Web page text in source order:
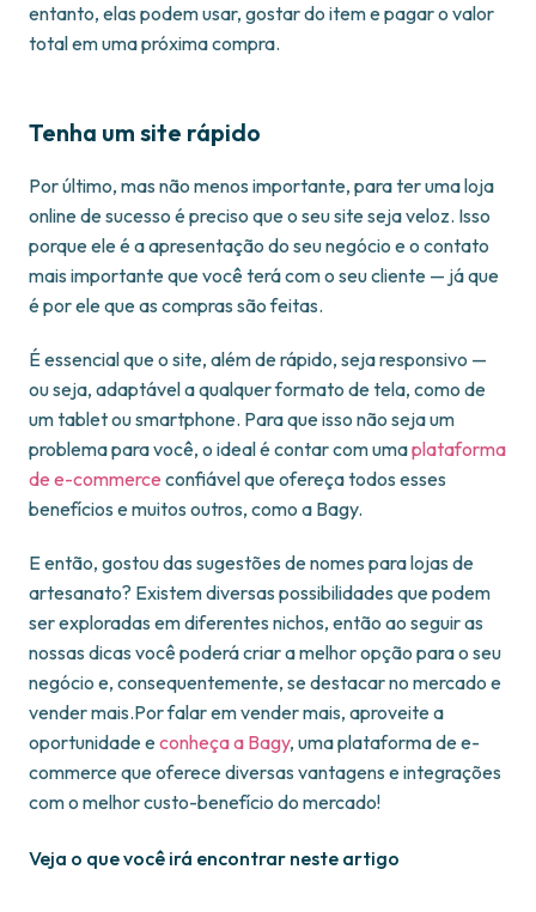
entanto, elas podem usar, gostar do item e pagar o valor
total em uma próxima compra.
Tenha um site rápido
Por último, mas não menos importante, para ter uma loja
online de sucesso é preciso que o seu site seja veloz. Isso
porque ele é a apresentação do seu negócio e o contato
mais importante que você terá com o seu cliente — já que
é por ele que as compras são feitas.
É essencial que o site, além de rápido, seja responsivo —
ou seja, adaptável a qualquer formato de tela, como de
um tablet ou smartphone. Para que isso não seja um
problema para você, o ideal é contar com umaplataforma
de e-commerce confiável que ofereça todos esses
benefícios e muitos outros, como a Bagy.
E então, gostou das sugestões de nomes para lojas de
artesanato? Existem diversas possibilidades que podem
ser exploradas em diferentes nichos, então ao seguir as
nossas dicas você poderá criar a melhor opção para o seu
negócio e, consequentemente, se destacar no mercado e
vender mais.Por falar em vender mais, aproveite a
oportunidade econheça a Bagy, uma plataforma de e-
commerce que oferece diversas vantagens e integrações
com o melhor custo-benefício do mercado!
Veja o que você irá encontrar neste artigo